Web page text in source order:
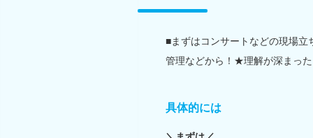
■まずはコンサートなどの現場
管理などから！★理解が深まっ
具体的には